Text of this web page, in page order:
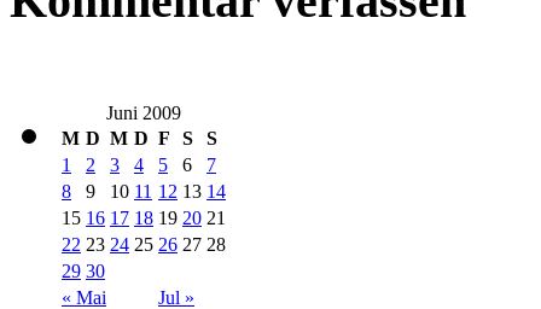
Juni 2009
M D M D F S S
« Mai Jul »
1 2 3 4 5 6
7
8
9 10 11 12 13 14
15 16 17 18 19 20 21
22 23 24 25 26 27 28
29 30